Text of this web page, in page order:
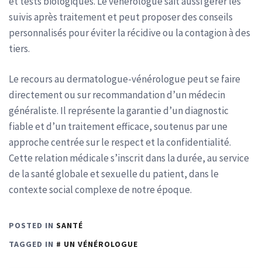
suivis après traitement et peut proposer des conseils
personnalisés pour éviter la récidive ou la contagion à des
tiers.
Le recours au dermatologue-vénérologue peut se faire
directement ou sur recommandation d’un médecin
généraliste. Il représente la garantie d’un diagnostic
fiable et d’un traitement efficace, soutenus par une
approche centrée sur le respect et la confidentialité.
Cette relation médicale s’inscrit dans la durée, au service
de la santé globale et sexuelle du patient, dans le
contexte social complexe de notre époque.
POSTED IN SANTÉ
TAGGED IN
UN VÉNÉROLOGUE